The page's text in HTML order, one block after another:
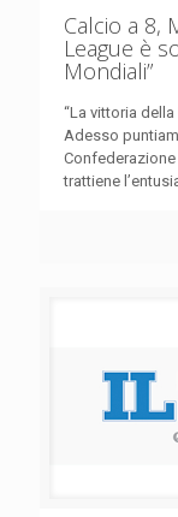
Calcio a 8,
League è
Mondiali”
“La vittoria
Adesso
trattiene